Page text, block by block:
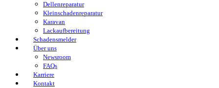
Dellenreparatur
Kleinschadenreparatur
Karavan
Lackaufbereitung
Schadensmelder
Über uns
Newsroom
FAQs
Karriere
Kontakt